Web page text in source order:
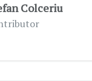
Colceriu